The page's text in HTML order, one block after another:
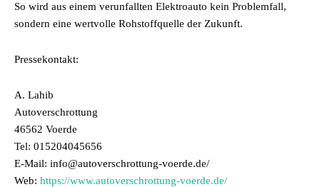
So wird aus einem verunfallten Elektroauto kein Problemfall,
sondern eine wertvolle Rohstoffquelle der Zukunft.
Pressekontakt:
A. Lahib
Autoverschrottung
46562 Voerde
Tel: 015204045656
E-Mail: info@autoverschrottung-voerde.de/
Web: https://www.autoverschrottung-voerde.de/